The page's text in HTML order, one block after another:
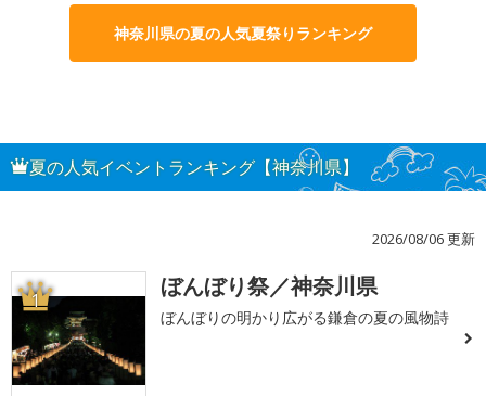
神奈川県の夏の人気夏祭りランキング
夏の人気イベントランキング【神奈川県】
2026/08/06 更新
1 ぼんぼり祭／神奈川県
ぼんぼりの明かり広がる鎌倉の夏の風物詩